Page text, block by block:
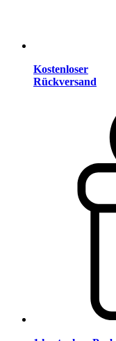
Kostenloser
Rückversand